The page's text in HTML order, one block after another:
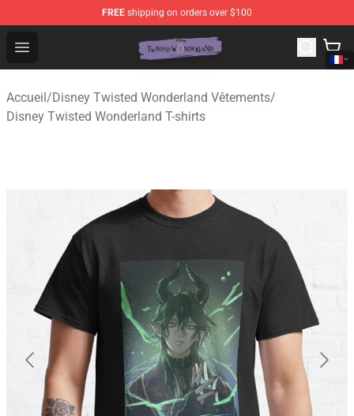
FREE shipping on orders over $100
Open menu
Twisted Wonderland Store - Official Twisted
Accueil/Disney Twisted Wonderland Vêtements/
Disney Twisted Wonderland T-shirts